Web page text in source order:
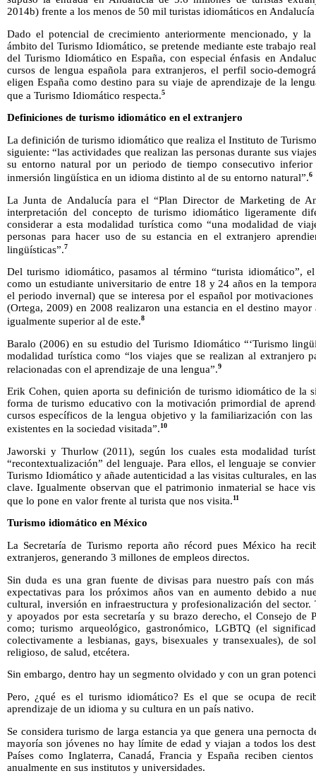
2014b) frente a los menos de 50 mil turistas idiomáticos en
Dado el potencial de crecimiento anteriormente mencionado, y la
ámbito del Turismo Idiomático, se pretende mediante este trabajo
del Turismo Idiomático en España, con especial énfasis en
cursos de lengua española para extranjeros, el perfil socio-
eligen España como destino para su viaje de aprendizaje de la
que a Turismo Idiomático respecta.5
Definiciones de turismo idiomático en el extranjero
La definición de turismo idiomático que realiza el Instituto de
siguiente: “las actividades que realizan las personas durante sus
su entorno natural por un periodo de tiempo consecutivo
inmersión lingüística en un idioma distinto al de su entorno natural”.6
La Junta de Andalucía para el “Plan Director de Marketing de
interpretación del concepto de turismo idiomático ligeramente
considerar a esta modalidad turística como “una modalidad de
personas para hacer uso de su estancia en el extranjero
lingüísticas”.7
Del turismo idiomático, pasamos al término “turista idiomático”,
como un estudiante universitario de entre 18 y 24 años en la
el periodo invernal) que se interesa por el español por
(Ortega, 2009) en 2008 realizaron una estancia en el destino
igualmente superior al de este.8
Baralo (2006) en su estudio del Turismo Idiomático “‘Turismo
modalidad turística como “los viajes que se realizan al extranjero
relacionadas con el aprendizaje de una lengua”.9
Erik Cohen, quien aporta su definición de turismo idiomático de la
forma de turismo educativo con la motivación primordial de
cursos específicos de la lengua objetivo y la familiarización con las
existentes en la sociedad visitada”.10
Jaworski y Thurlow (2011), según los cuales esta modalidad
“recontextualización” del lenguaje. Para ellos, el lenguaje se
Turismo Idiomático y añade autenticidad a las visitas culturales, en
clave. Igualmente observan que el patrimonio inmaterial se hace
que lo pone en valor frente al turista que nos visita.11
Turismo idiomático en México
La Secretaría de Turismo reporta año récord pues México ha
extranjeros, generando 3 millones de empleos directos.
Sin duda es una gran fuente de divisas para nuestro país con
expectativas para los próximos años van en aumento debido a
cultural, inversión en infraestructura y profesionalización del sector.
y apoyados por esta secretaría y su brazo derecho, el Consejo de
como; turismo arqueológico, gastronómico, LGBTQ (el
colectivamente a lesbianas, gays, bisexuales y transexuales), de
religioso, de salud, etcétera.
Sin embargo, dentro hay un segmento olvidado y con un gran
Pero, ¿qué es el turismo idiomático? Es el que se ocupa de
aprendizaje de un idioma y su cultura en un país nativo.
Se considera turismo de larga estancia ya que genera una pernocta
mayoría son jóvenes no hay límite de edad y viajan a todos los
Países como Inglaterra, Canadá, Francia y España reciben
anualmente en sus institutos y universidades.